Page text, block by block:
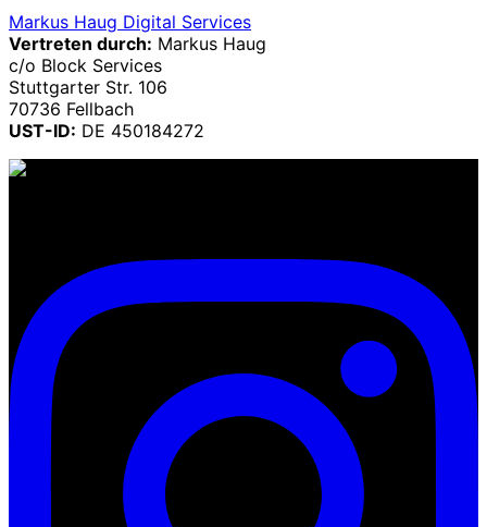
Markus Haug Digital Services
Vertreten durch: Markus Haug
c/o Block Services
Stuttgarter Str. 106
70736 Fellbach
UST-ID: DE 450184272